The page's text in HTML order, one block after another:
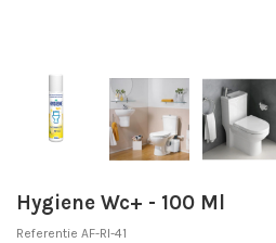
Hygiene Wc+ - 100 Ml
Referentie AF-RI-41